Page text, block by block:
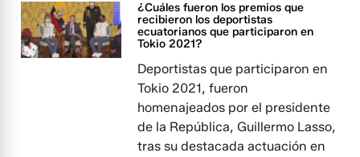
¿Cuáles fueron los premios que
recibieron los deportistas
ecuatorianos que participaron en
Tokio 2021?
Deportistas que participaron en
Tokio 2021, fueron
homenajeados por el presidente
de la República, Guillermo Lasso,
tras su destacada actuación en